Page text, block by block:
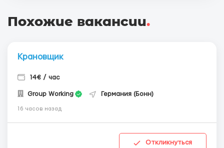
Похожие вакансии.
Крановщик
14€ / час
Group Working Германия (Бонн)
16 часов назад
Откликнуться